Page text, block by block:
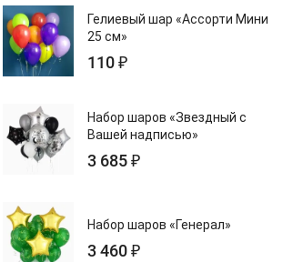
Набор шаров «Признание»
Набор шаров
Гелиевый шар «Ассорти Мини
25 см»
110 ₽
Набор шаров «Звездный с
Вашей надписью»
3 685 ₽
Набор шаров «Генерал»
3 460 ₽